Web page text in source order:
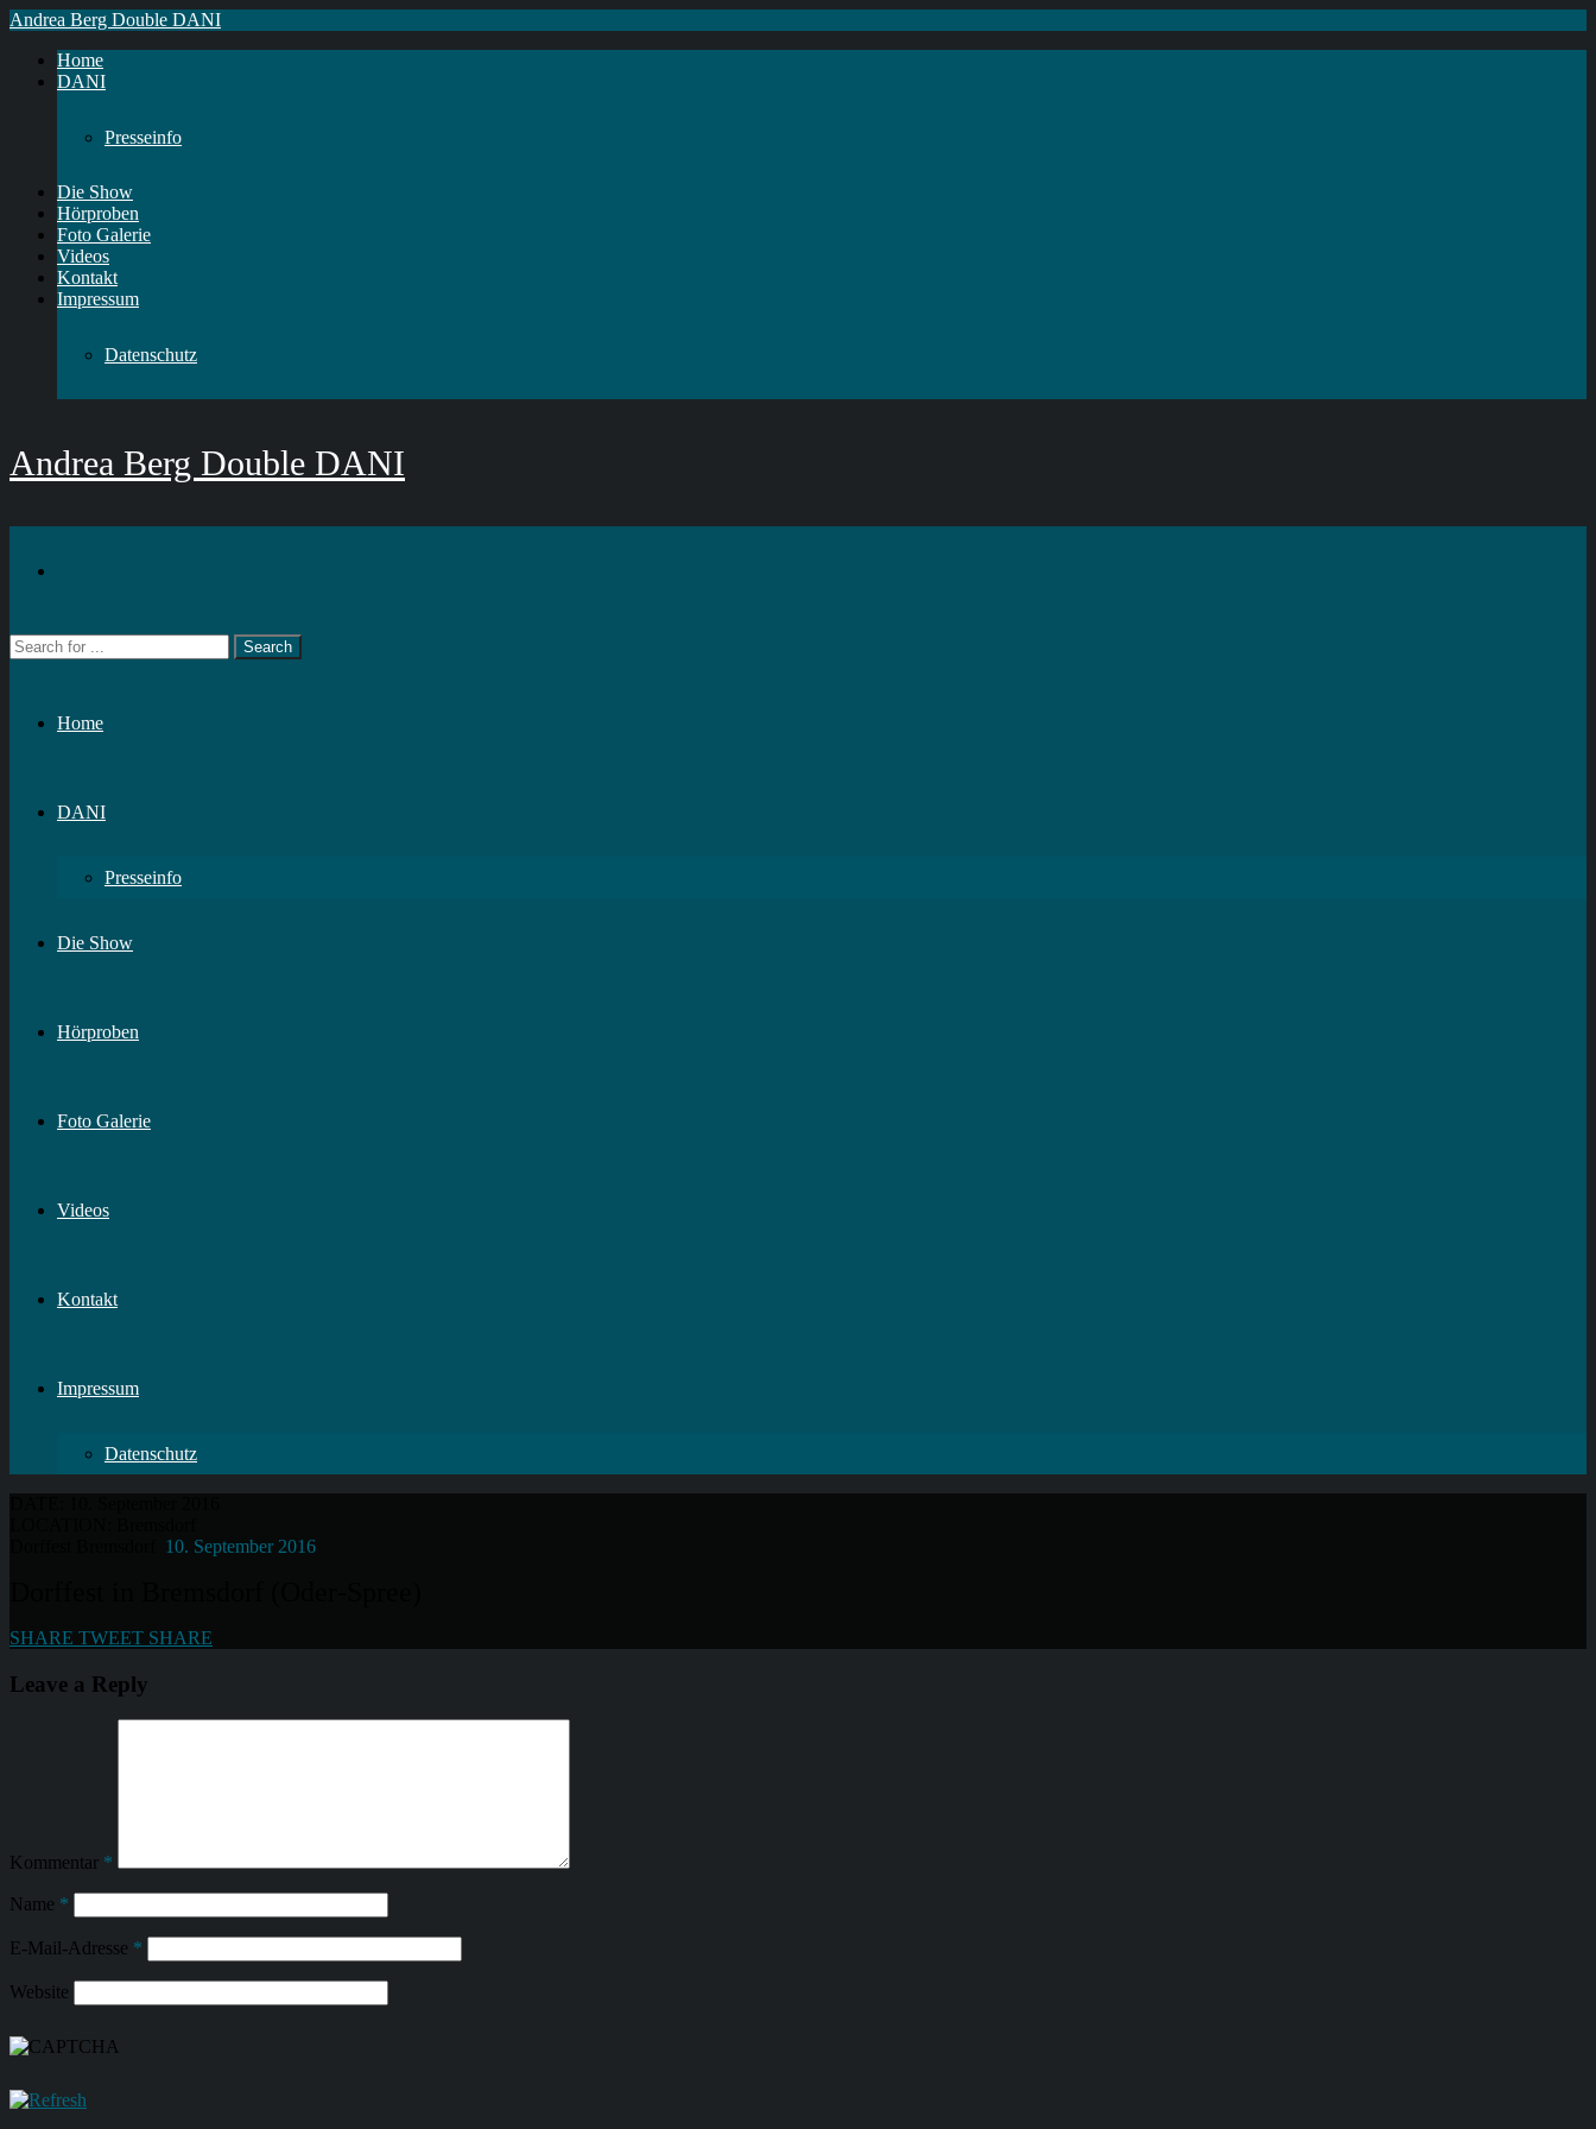
Andrea Berg Double DANI
Home
DANI
Presseinfo
Die Show
Hörproben
Foto Galerie
Videos
Kontakt
Impressum
Datenschutz
Andrea Berg Double DANI
Home
DANI
Presseinfo
Die Show
Hörproben
Foto Galerie
Videos
Kontakt
Impressum
Datenschutz
10. September 2016
SHARE TWEET SHARE
Leave a Reply
Kommentar *
Name *
E-Mail-Adresse *
Website